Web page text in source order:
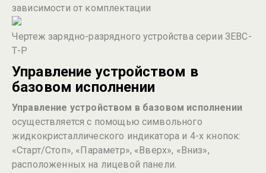
зависимости от комплектации
Чертеж зарядно-разрядного устройства серии ЗEВС-
Т-Р
Управление устройством в
базовом исполнении
Управление устройством в базовом исполнении
осуществляется с помощью символьного
жидкокристаллического индикатора и 4-х кнопок:
«Старт/Стоп», «Параметр», «Вверх», «Вниз»,
расположенных на лицевой панели.